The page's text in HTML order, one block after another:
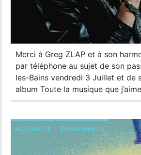
Merci à Greg ZLAP et à son
par téléphone au sujet de son
les-Bains vendredi 3 Juillet et de
album Toute la musique que
ACTUALITÉ ÉVÈNEMENTS